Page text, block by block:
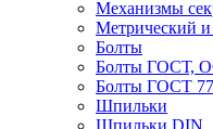
Механизмы
Метрический
Болты
Болты ГОСТ,
Болты ГОСТ
Шпильки
Шпильки DIN